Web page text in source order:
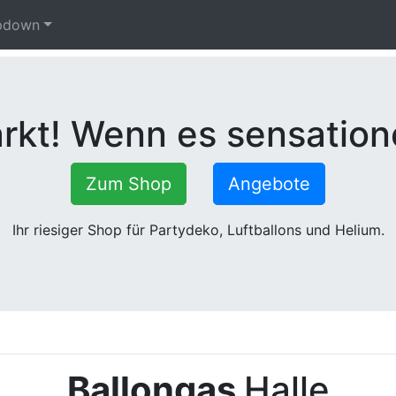
Wenn es
Zum Shop Angebote
Ihr riesiger Shop für Partydeko, Luftballons und Helium.